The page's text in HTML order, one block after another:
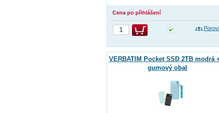
Cena po přihlášení
VERBATIM Pocket SSD 2TB modrá
gumový obal